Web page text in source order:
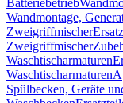
Batteriebetrieb
Wandmontage,
Zweigriffmischer
Zweigriffmischer
Waschtischarmaturen
Waschtischarmaturen
Spülbecken, Geräte